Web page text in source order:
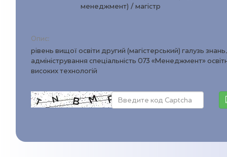
менеджмент) / магістр
Опис:
рівень вищої освіти другий (магістерський) галузь
адміністрування спеціальність 073 «Менеджмент»
високих технологій